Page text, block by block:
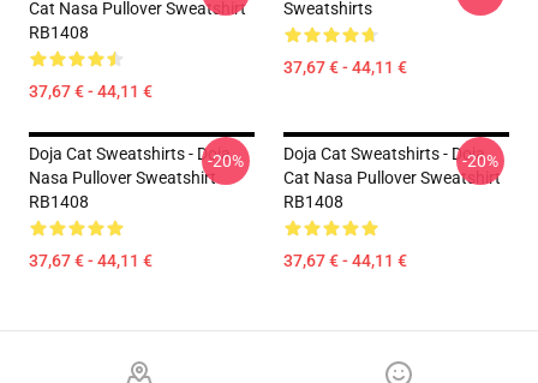
Cat Nasa Pullover Sweatshirt
RB1408
37,67 € - 44,11 €
Sweatshirts
37,67 € - 44,11 €
Doja Cat Sweatshirts - Doja
Nasa Pullover Sweatshirt
RB1408
37,67 € - 44,11 €
-20%
Doja Cat Sweatshirts - Doja
Cat Nasa Pullover Sweatshirt
RB1408
37,67 € - 44,11 €
-20%